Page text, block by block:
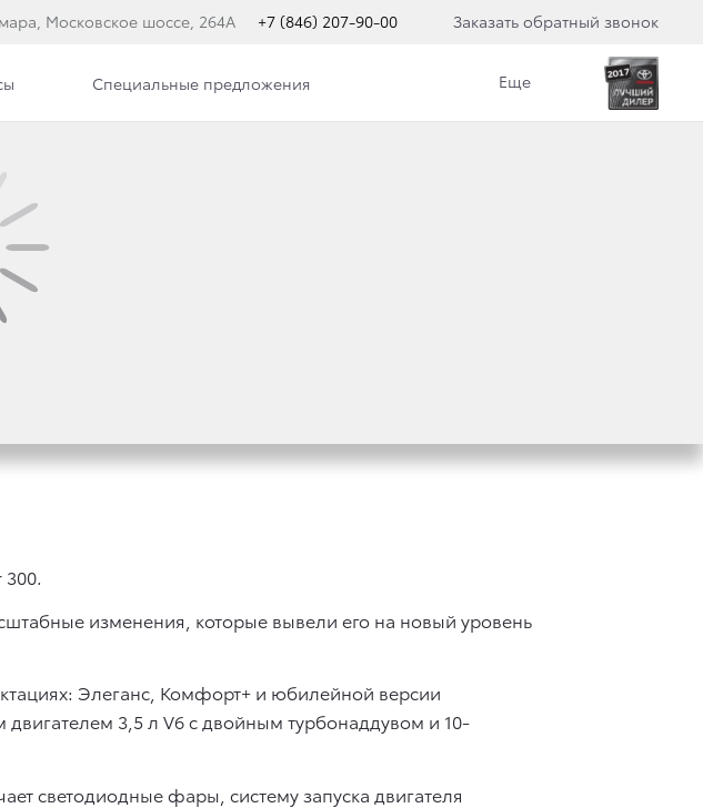
Московское шоссе, 264А +7 (846) 207-90-00 Заказать обратный звонок
Специальные предложения Еще
НОВЫЙ
изменения, которые вывели его на новый уровень
Элеганс, Комфорт+ и юбилейной версии
3,5 л V6 с двойным турбонаддувом и 10-
светодиодные фары, систему запуска двигателя